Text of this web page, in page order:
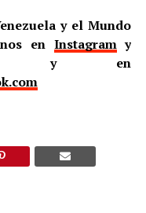
y el Mundo
en Instagramy
en